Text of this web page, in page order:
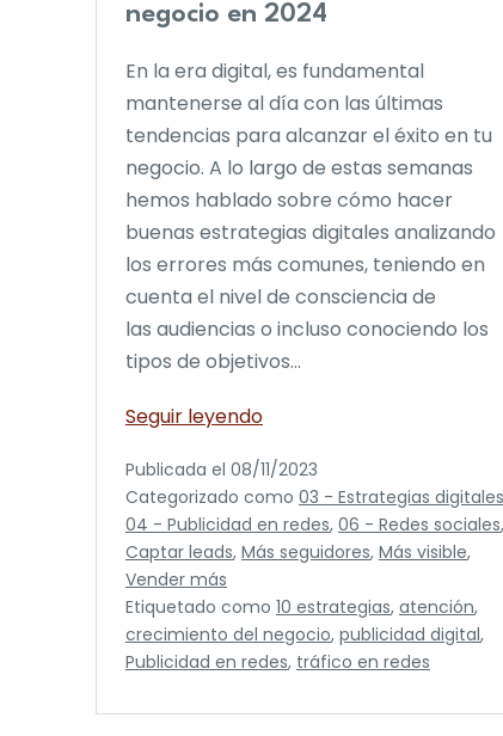
negocio en 2024
En la era digital, es fundamental
mantenerse al día con las últimas
tendencias para alcanzar el éxito en tu
negocio. A lo largo de estas semanas
hemos hablado sobre cómo hacer
buenas estrategias digitales analizando
los errores más comunes, teniendo en
cuenta el nivel de consciencia de
las audiencias o incluso conociendo los
tipos de objetivos…
Seguir leyendo10
digitales
para
impulsar
el
crecimiento
de
tu
en
Publicada el 08/11/2023
Categorizado como 03 - Estrategias digitales
04 - Publicidad en redes, 06 - Redes sociales,
Captar leads, Más seguidores, Más visible,
Vender más
Etiquetado como 10 estrategias, atención,
crecimiento del negocio, publicidad digital,
Publicidad en redes, tráfico en redes